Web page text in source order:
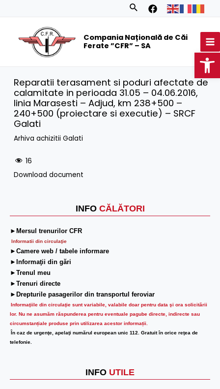
Search
Compania Națională de Căi
Ferate ”CFR” – SA
INFO CĂLĂTORI
►Mersul trenurilor CFR
Informatii din circulaţie
►Camere web / tabele informare
►Informaţii din gări
►Trenul meu
►Trenuri directe
►Drepturile pasagerilor din transportul feroviar
Informaţiile din circulaţie sunt variabile, valabile doar pentru data şi ora solicitării
lor. Nu ne asumăm răspunderea pentru eventuale pagube directe, indirecte sau
circumstanțiale produse prin utilizarea acestor informații.
În caz de urgenţe, apelaţi numărul european unic 112. Gratuit în orice reţea de
telefonie.
INFO UTILE
Reparatii terasament si poduri afectate de
calamitate in perioada 31.05 – 04.06.2016,
linia Marasesti – Adjud, km 238+500 –
240+500 (proiectare si executie) – SRCF
Galati
Arhiva achizitii Galati
16
Download document